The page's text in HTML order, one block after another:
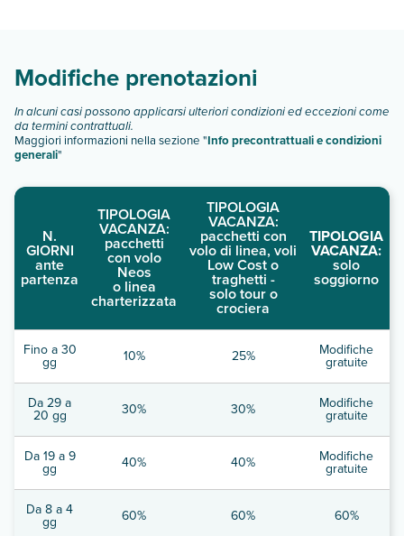
Modifiche prenotazioni
In alcuni casi possono applicarsi ulteriori condizioni ed eccezioni come
da termini contrattuali.
Maggiori informazioni nella sezione "Info precontrattuali e condizioni
generali"
N.
GIORNI
ante
partenza
TIPOLOGIA
VACANZA:
pacchetti
con volo
Neos
o linea
charterizzata
TIPOLOGIA
VACANZA:
pacchetti con
volo di linea, voli
Low Cost o
traghetti -
solo tour o
crociera
TIPOLOGIA
VACANZA:
solo
soggiorno
Fino a 30
gg 10% 25% Modifiche
gratuite
Da 29 a
20 gg 30% 30% Modifiche
gratuite
Da 19 a 9
gg 40% 40% Modifiche
gratuite
Da 8 a 4
gg 60% 60% 60%